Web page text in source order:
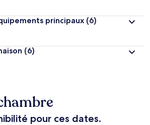
principaux (6)
(6)
pour ces dates.